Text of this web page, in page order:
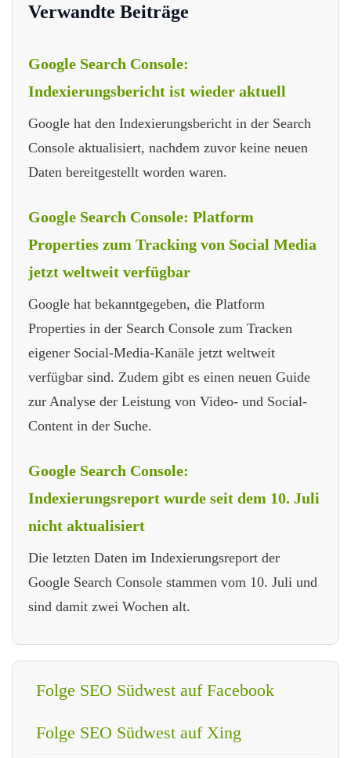
Verwandte Beiträge
Google Search Console:
Indexierungsbericht ist wieder aktuell
Google hat den Indexierungsbericht in der Search
Console aktualisiert, nachdem zuvor keine neuen
Daten bereitgestellt worden waren.
Google Search Console: Platform
Properties zum Tracking von Social Media
jetzt weltweit verfügbar
Google hat bekanntgegeben, die Platform
Properties in der Search Console zum Tracken
eigener Social-Media-Kanäle jetzt weltweit
verfügbar sind. Zudem gibt es einen neuen Guide
zur Analyse der Leistung von Video- und Social-
Content in der Suche.
Google Search Console:
Indexierungsreport wurde seit dem 10. Juli
nicht aktualisiert
Die letzten Daten im Indexierungsreport der
Google Search Console stammen vom 10. Juli und
sind damit zwei Wochen alt.
Folge SEO Südwest auf Facebook
Folge SEO Südwest auf Xing